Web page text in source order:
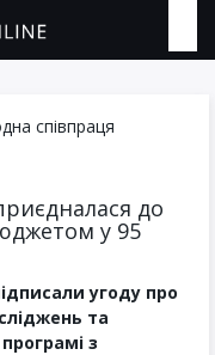
співпраця
до
у 95
угоду про
та
з